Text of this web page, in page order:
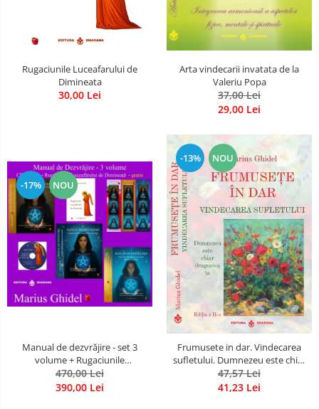
Rugaciunile Luceafarului de
Dimineata
30,00 Lei
Arta vindecarii invatata de la
Valeriu Popa
37,00 Lei
29,00 Lei
-17% NOU
Manual de dezvrăjire - set 3
volume + Rugaciunile
Luceafarului de Dimineata -
Gratuit)
470,00 Lei
390,00 Lei
-13% NOU
Frumusete in dar. Vindecarea
sufletului. Dumnezeu este chiar
dragostea ta. Editia a 2-a
47,57 Lei
41,23 Lei